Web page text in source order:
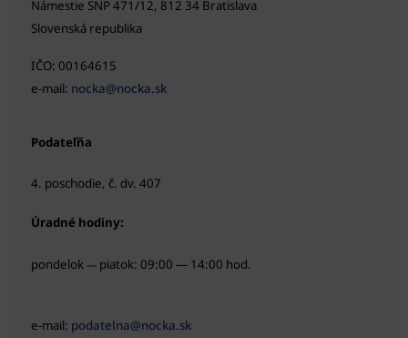
Námestie SNP 471/12, 812 34 Bratislava
Slovenská republika
IČO: 00164615
e-mail: nocka@nocka.sk
Podateľňa
4. poschodie, č. dv. 407
Úradné hodiny:
pondelok — piatok: 09:00 — 14:00 hod.
e-mail: podatelna@nocka.sk